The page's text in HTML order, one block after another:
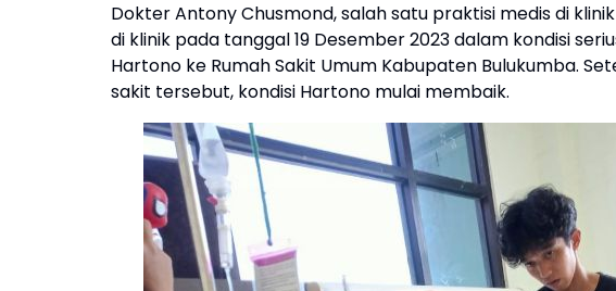
Dokter Antony Chusmond, salah satu praktisi medis di
di klinik pada tanggal 19 Desember 2023 dalam kondisi
Hartono ke Rumah Sakit Umum Kabupaten Bulukumba.
sakit tersebut, kondisi Hartono mulai membaik.